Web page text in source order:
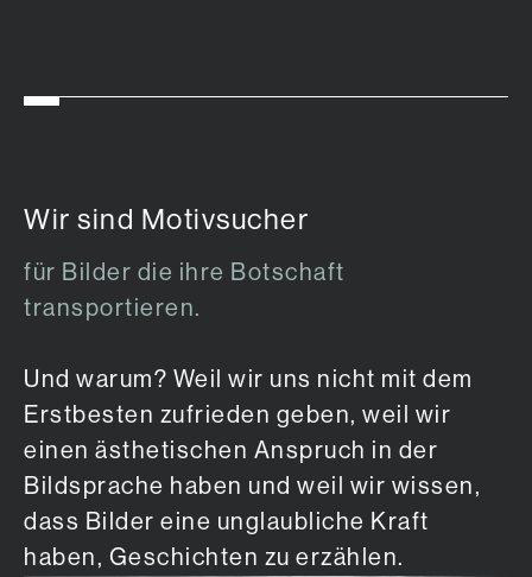
Wir sind Motivsucher
für Bilder die ihre Botschaft
transportieren.
Und warum? Weil wir uns nicht mit dem
Erstbesten zufrieden geben, weil wir
einen ästhetischen Anspruch in der
Bildsprache haben und weil wir wissen,
dass Bilder eine unglaubliche Kraft
haben, Geschichten zu erzählen.